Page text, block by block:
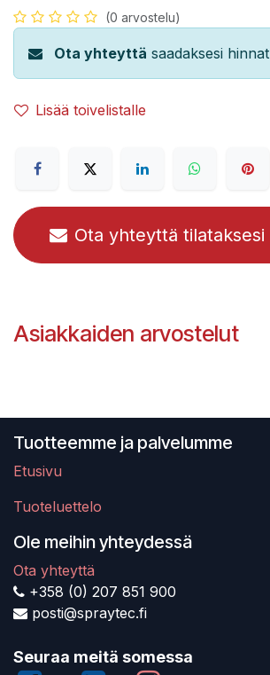
(0 arvostelu)
Ota yhteyttä saadaksesi hinnat
Lisää toivelistalle
Ota yhteyttä tilataksesi
Asiakkaiden arvostelut
Tuotteemme ja palvelumme
Etusivu
Tuoteluettelo
Ole meihin yhteydessä
Ota yhteyttä
+358 (0) 207 851 900
posti@spraytec.fi
Seuraa meitä somessa